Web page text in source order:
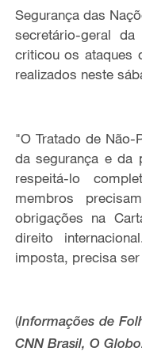
Segurança das
secretário-geral da
criticou os ataques
realizados neste
"O Tratado de Não-
da segurança e da
respeitá-lo
membros
obrigações na
direito
imposta, precisa
(Informações de
CNN Brasil, O